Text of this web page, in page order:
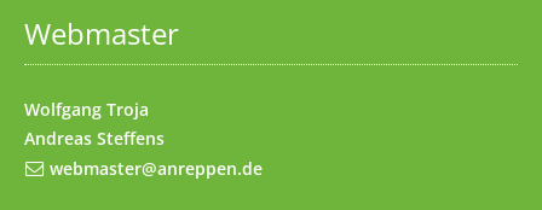
Webmaster
Wolfgang Troja
Andreas Steffens
webmaster@anreppen.de